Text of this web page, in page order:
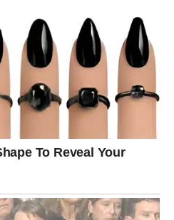
ono što vam je bilo
polako nestaje iz vaše
gube moć. Nemir
dolazi osećaj da vas život
kroz šta ste prošli.